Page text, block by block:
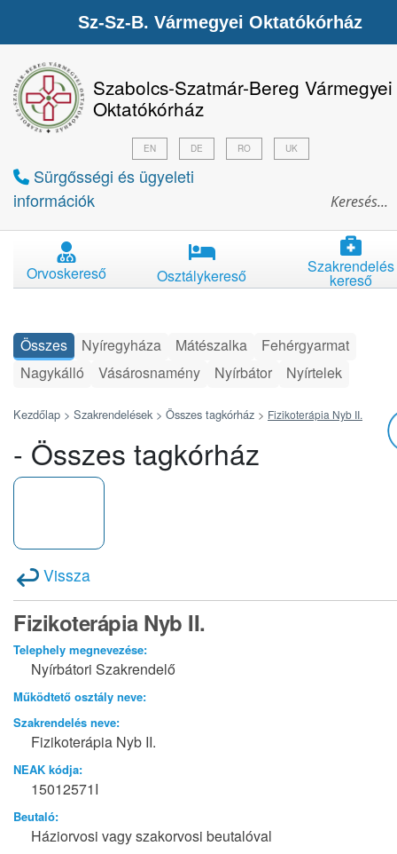
Szabolcs-Szatmár-Bereg Vármegyei
Oktatókórház
Sürgősségi és ügyeleti
információk
EN DE RO UK
Orvoskereső Osztálykereső Szakrendelés
kereső
Összes Nyíregyháza Mátészalka
Fehérgyarmat
Nagykálló
Vásárosnamény Nyírbátor Nyírtelek
Kezdőlap > Szakrendelések > Összes tagkórház > Fizikoterápia Nyb II.
- Összes tagkórház
Vissza
Fizikoterápia Nyb II.
Telephely megnevezése:
Nyírbátori Szakrendelő
Működtető osztály neve:
Szakrendelés neve:
Fizikoterápia Nyb II.
NEAK kódja:
15012571I
Beutaló:
Háziorvosi vagy szakorvosi beutalóval
Sz-Sz-B. Vármegyei Oktatókórház